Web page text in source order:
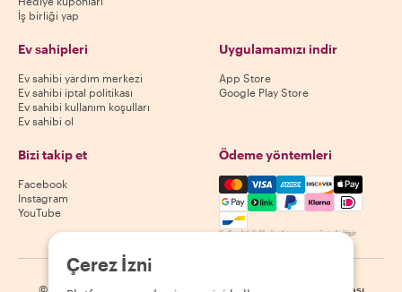
İş birliği yap
Ev sahipleri
Ev sahibi yardım merkezi
Ev sahibi iptal politikası
Ev sahibi kullanım koşulları
Ev sahibi ol
Uygulamamızı indir
App Store
Google Play Store
Bizi takip et
Facebook
Instagram
YouTube
Ödeme yöntemleri
Mastercard, Visa, Amex,
Kullanılabilirlik destinasyona göre değişir
© 2026 Withlocals.com Gizlilik Politikası | Site haritası
Çerez İzni